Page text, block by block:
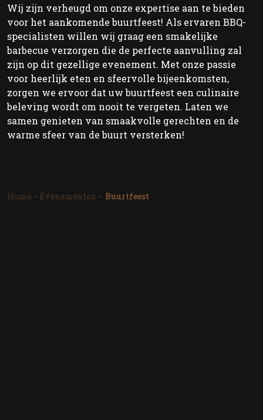
Wij zijn verheugd om onze expertise aan te bieden
voor het aankomende buurtfeest! Als ervaren BBQ-
specialisten willen wij graag een smakelijke
barbecue verzorgen die de perfecte aanvulling zal
zijn op dit gezellige evenement. Met onze passie
voor heerlijk eten en sfeervolle bijeenkomsten,
zorgen we ervoor dat uw buurtfeest een culinaire
beleving wordt om nooit te vergeten. Laten we
samen genieten van smaakvolle gerechten en de
warme sfeer van de buurt versterken!
Home – Evenementen – Buurtfeest